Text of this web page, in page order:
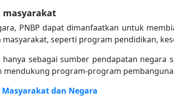
PNBP dapat dimanfaatkan untuk
seperti program pendidikan,
sebagai sumber pendapatan negara
program-program
dan Negara